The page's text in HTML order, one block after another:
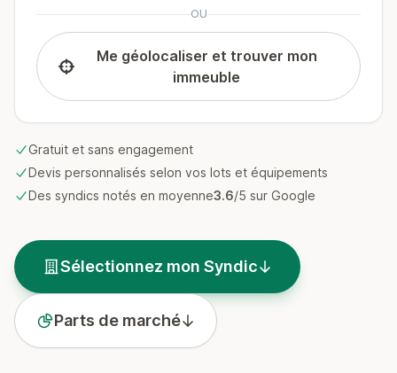
OU
Me géolocaliser et trouver mon
immeuble
Gratuit et sans engagement
Devis personnalisés selon vos lots et équipements
Des syndics notés en moyenne3.6/5 sur Google
Sélectionnez mon Syndic
Parts de marché